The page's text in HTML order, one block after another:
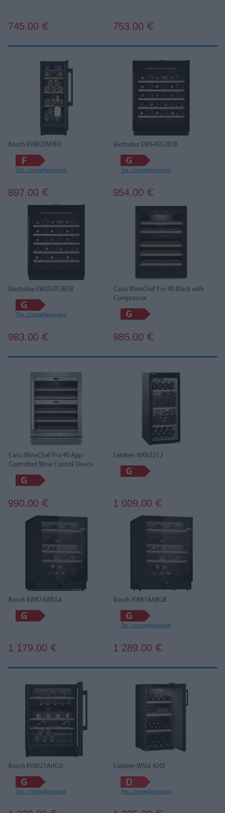
745.00 € 753.00 €
Bosch KUW20VHF0
Тех. спецификация
897.00 €
Electrolux EWS4052B5B
Тех. спецификация
954.00 €
Electrolux EWUS052B5B
Тех. спецификация
983.00 €
Caso WineChef Pro 40 Black with
Compressor
985.00 €
Caso WineChef Pro 40 App-
Controlled Wine Control Device
990.00 €
Liebherr WKb3212
1 009.00 €
Bosch KWK16ABGA
1 179.00 €
Bosch KWK16ABGB
Тех. спецификация
1 289.00 €
Bosch KUW21AHG0
Тех. спецификация
Liebherr WSbl 4201
Тех. спецификация